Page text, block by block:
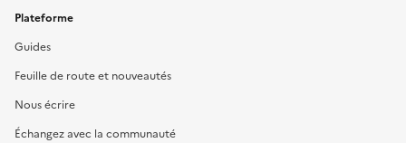
Plateforme
Guides
Feuille de route et nouveautés
Nous écrire
Échangez avec la communauté